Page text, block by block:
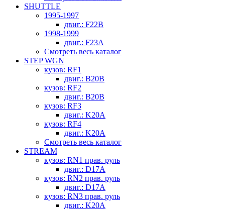
SHUTTLE
1995-1997
двиг.: F22B
1998-1999
двиг.: F23A
Смотреть весь каталог
STEP WGN
кузов: RF1
двиг.: B20B
кузов: RF2
двиг.: B20B
кузов: RF3
двиг.: K20A
кузов: RF4
двиг.: K20A
Смотреть весь каталог
STREAM
кузов: RN1 прав. руль
двиг.: D17A
кузов: RN2 прав. руль
двиг.: D17A
кузов: RN3 прав. руль
двиг.: K20A